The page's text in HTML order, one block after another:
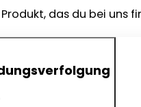
das du bei uns